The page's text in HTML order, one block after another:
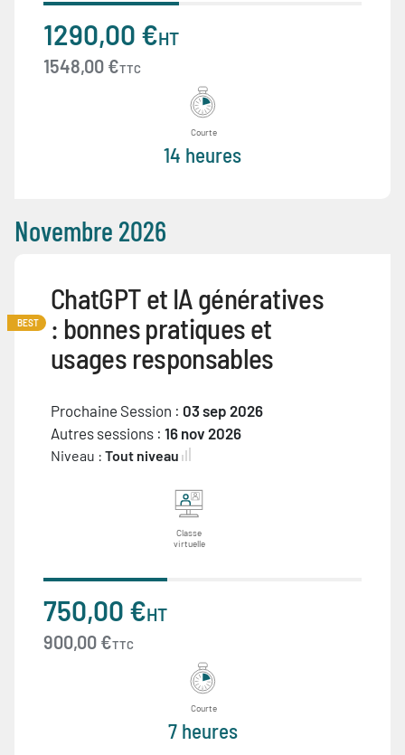
1290,00 €HT
1548,00 €TTC
Courte
14 heures
Novembre 2026
BEST
ChatGPT et IA génératives
: bonnes pratiques et
usages responsables
Prochaine Session : 03 sep 2026
Autres sessions : 16 nov 2026
Niveau : Tout niveau
Classe
virtuelle
750,00 €HT
900,00 €TTC
Courte
7 heures